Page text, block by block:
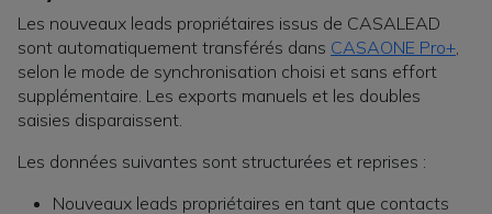
Les nouveaux leads propriétaires issus de CASALEAD
sont automatiquement transférés dans CASAONE Pro+,
selon le mode de synchronisation choisi et sans effort
supplémentaire. Les exports manuels et les doubles
saisies disparaissent.
Les données suivantes sont structurées et reprises :
Nouveaux leads propriétaires en tant que contacts